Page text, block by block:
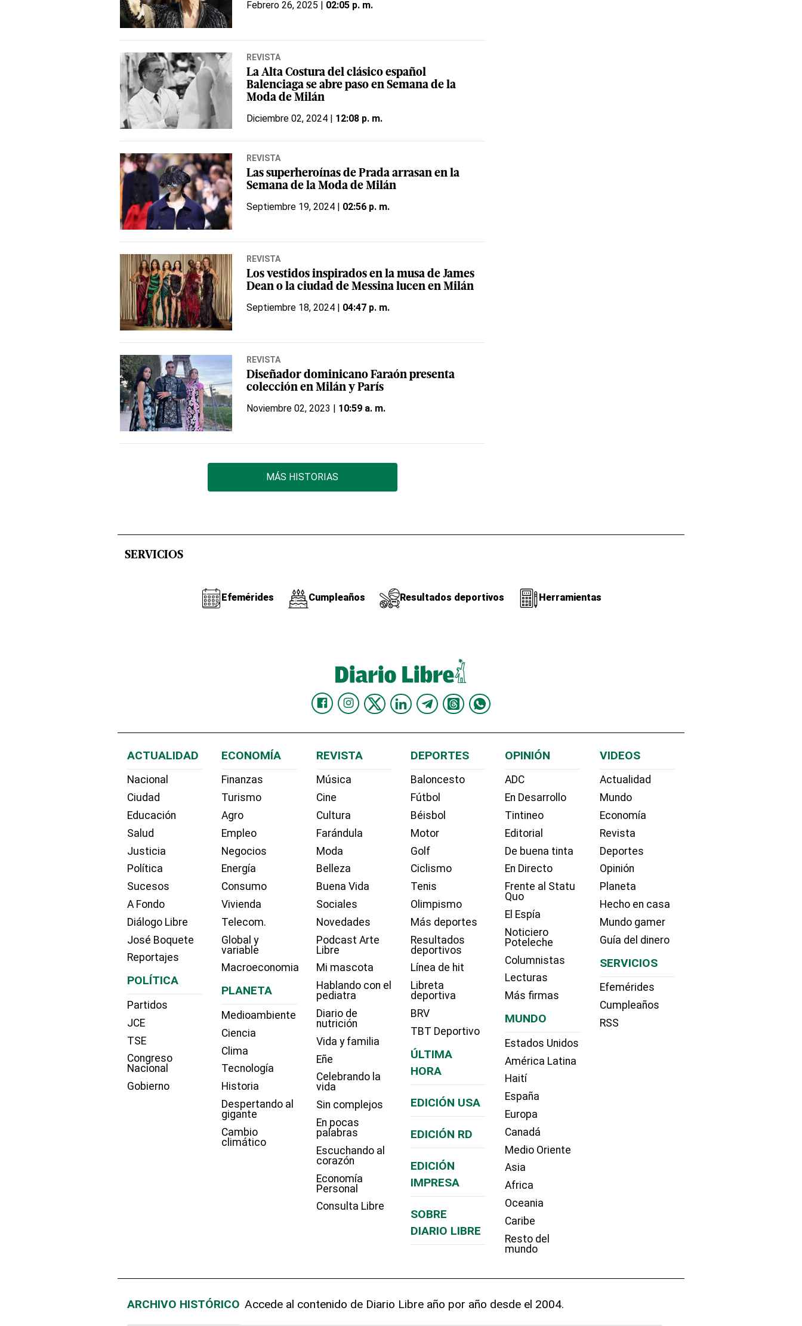
Febrero 26, 2025 | 02:05 p. m.
REVISTA
La Alta Costura del clásico español
Balenciaga se abre paso en Semana de la
Moda de Milán
Diciembre 02, 2024 | 12:08 p. m.
REVISTA
Las superheroínas de Prada arrasan en la
Semana de la Moda de Milán
Septiembre 19, 2024 | 02:56 p. m.
REVISTA
Los vestidos inspirados en la musa de James
Dean o la ciudad de Messina lucen en Milán
Septiembre 18, 2024 | 04:47 p. m.
REVISTA
Diseñador dominicano Faraón presenta
colección en Milán y París
Noviembre 02, 2023 | 10:59 a. m.
MÁS HISTORIAS
SERVICIOS
Efemérides Cumpleaños Resultados deportivos Herramientas
ACTUALIDAD
Nacional
Ciudad
Educación
Salud
Justicia
Política
Sucesos
A Fondo
Diálogo Libre
José Boquete
Reportajes
POLÍTICA
Partidos
JCE
TSE
Congreso
Nacional
Gobierno
ECONOMÍA
Finanzas
Turismo
Agro
Empleo
Negocios
Energía
Consumo
Vivienda
Telecom.
Global y
variable
Macroeconomia
PLANETA
Medioambiente
Ciencia
Clima
Tecnología
Historia
Despertando al
gigante
Cambio
climático
REVISTA
Música
Cine
Cultura
Farándula
Moda
Belleza
Buena Vida
Sociales
Novedades
Podcast Arte
Libre
Mi mascota
Hablando con el
pediatra
Diario de
nutrición
Vida y familia
Eñe
Celebrando la
vida
Sin complejos
En pocas
palabras
Escuchando al
corazón
Economía
Personal
Consulta Libre
DEPORTES
Baloncesto
Fútbol
Béisbol
Motor
Golf
Ciclismo
Tenis
Olimpismo
Más deportes
Resultados
deportivos
Línea de hit
Libreta
deportiva
BRV
TBT Deportivo
ÚLTIMA
HORA
EDICIÓN USA
EDICIÓN RD
EDICIÓN
IMPRESA
SOBRE
DIARIO LIBRE
OPINIÓN
ADC
En Desarrollo
Tintineo
Editorial
De buena tinta
En Directo
Frente al Statu
Quo
El Espía
Noticiero
Poteleche
Columnistas
Lecturas
Más firmas
MUNDO
Estados Unidos
América Latina
Haití
España
Europa
Canadá
Medio Oriente
Asia
Africa
Oceania
Caribe
Resto del
mundo
VIDEOS
Actualidad
Mundo
Economía
Revista
Deportes
Opinión
Planeta
Hecho en casa
Mundo gamer
Guía del dinero
SERVICIOS
Efemérides
Cumpleaños
RSS
ARCHIVO HISTÓRICO Accede al contenido de Diario Libre año por año desde el 2004.